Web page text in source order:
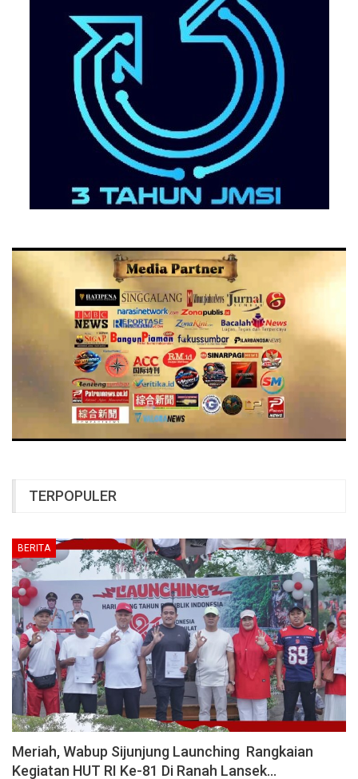
TERPOPULER
BERITA
Meriah, Wabup Sijunjung Launching Rangkaian
Kegiatan HUT RI Ke-81 Di Ranah Lansek…